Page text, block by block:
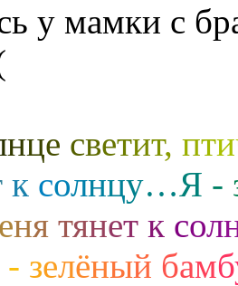
у мамки с
нце светит, пти
к солнцу…Я -
еня тянет к сол
- зелёный бамб